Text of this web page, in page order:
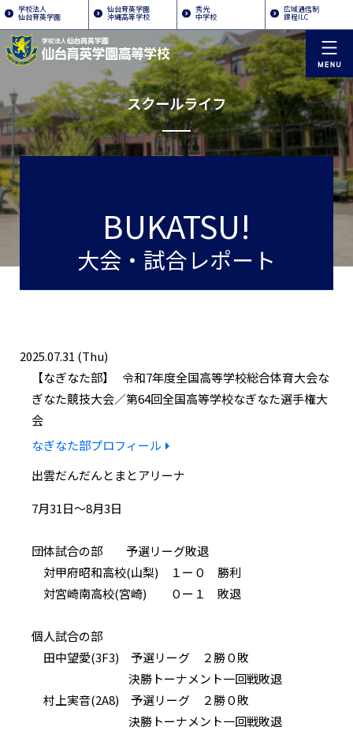
学校法人
仙台育英学園
仙台育英学園
沖縄高等学校
秀光
中学校
広域通信制
課程ILC
スクールライフ
BUKATSU!
大会・試合レポート
2025.07.31 (Thu)
なぎなた部
令和7年度全国高等学校総合体育大会な
ぎなた競技大会／第64回全国高等学校なぎなた選手権大
会
なぎなた部プロフィール
出雲だんだんとまとアリーナ
7月31日～8月3日
団体試合の部 予選リーグ敗退
対甲府昭和高校(山梨) １ー０ 勝利
対宮崎南高校(宮崎) ０ー１ 敗退
個人試合の部
田中望愛(3F3) 予選リーグ ２勝０敗
決勝トーナメント一回戦敗退
村上実音(2A8) 予選リーグ ２勝０敗
決勝トーナメント一回戦敗退